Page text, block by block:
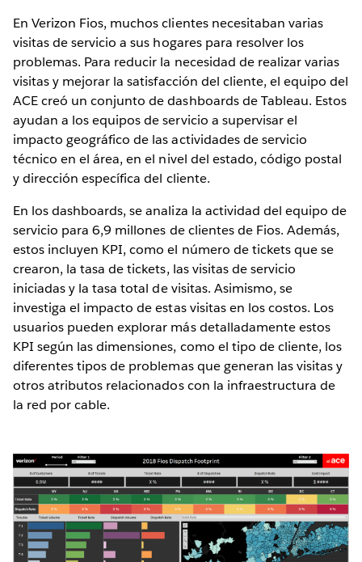
En Verizon Fios, muchos clientes necesitaban varias
visitas de servicio a sus hogares para resolver los
problemas. Para reducir la necesidad de realizar varias
visitas y mejorar la satisfacción del cliente, el equipo del
ACE creó un conjunto de dashboards de Tableau. Estos
ayudan a los equipos de servicio a supervisar el
impacto geográfico de las actividades de servicio
técnico en el área, en el nivel del estado, código postal
y dirección específica del cliente.
En los dashboards, se analiza la actividad del equipo de
servicio para 6,9 millones de clientes de Fios. Además,
estos incluyen KPI, como el número de tickets que se
crearon, la tasa de tickets, las visitas de servicio
iniciadas y la tasa total de visitas. Asimismo, se
investiga el impacto de estas visitas en los costos. Los
usuarios pueden explorar más detalladamente estos
KPI según las dimensiones, como el tipo de cliente, los
diferentes tipos de problemas que generan las visitas y
otros atributos relacionados con la infraestructura de
la red por cable.